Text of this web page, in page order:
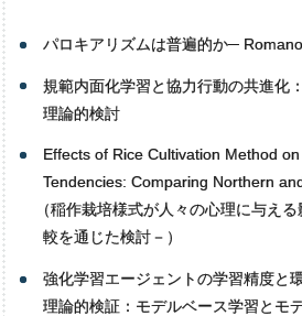
パロキアリズムは普遍的か─
規範内面化学習と協力行動の共進化
理論的検討
Effects of Rice Cultivation Method
Tendencies: Comparing Northern
（稲作栽培様式が人々の心理に与え
較を通じた検討－）
強化学習エージェントの学習精度と
理論的検証：モデルベース学習とモ